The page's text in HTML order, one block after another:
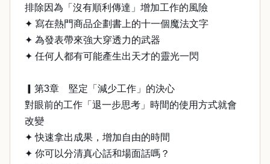
排除因為「沒有順利傳達」增加工作的風險
✦ 寫在熱門商品企劃書上的十一個魔法文字
✦ 為發表帶來強大穿透力的武器
✦ 任何人都有可能產生出天才的靈光一閃
▎第3章 堅定「減少工作」的決心
對眼前的工作「退一步思考」時間的使用方式就會
改變
✦ 快速拿出成果，增加自由的時間
✦ 你可以分清真心話和場面話嗎？